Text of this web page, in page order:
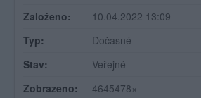
Založeno:
10.04.2022 13:09
Typ:
Dočasné
Stav:
Veřejné
Zobrazeno:
4645478×